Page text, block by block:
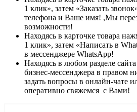
1 клик», затем «Заказать
телефона и Ваше имя! ,Мы
возможности!
Находясь в карточке товара
1 клик», затем «Написать в
в месcенджере WhatsApp!
Находясь в любом разделе
бизнес-мессенджера в правом
задать вопросы в онлайн-чате
оперативно свяжемся с Вами!